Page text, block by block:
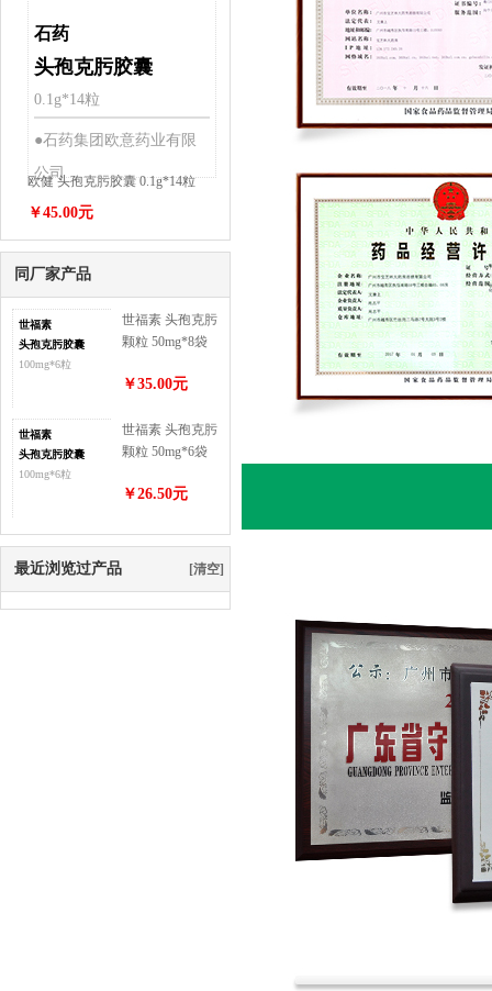
石药
头孢克肟胶囊
0.1g*14粒
●石药集团欧意药业有限
公司
欧健 头孢克肟胶囊 0.1g*14粒
￥45.00元
同厂家产品
世福素
头孢克肟胶囊
100mg*6粒
世福素 头孢克肟
颗粒 50mg*8袋
￥35.00元
世福素
头孢克肟胶囊
100mg*6粒
世福素 头孢克肟
颗粒 50mg*6袋
￥26.50元
最近浏览过产品 [清空]